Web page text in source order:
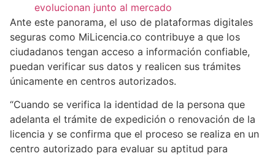
evolucionan junto al mercado
Ante este panorama, el uso de plataformas digitales
seguras como MiLicencia.co contribuye a que los
ciudadanos tengan acceso a información confiable,
puedan verificar sus datos y realicen sus trámites
únicamente en centros autorizados.
“Cuando se verifica la identidad de la persona que
adelanta el trámite de expedición o renovación de la
licencia y se confirma que el proceso se realiza en un
centro autorizado para evaluar su aptitud para